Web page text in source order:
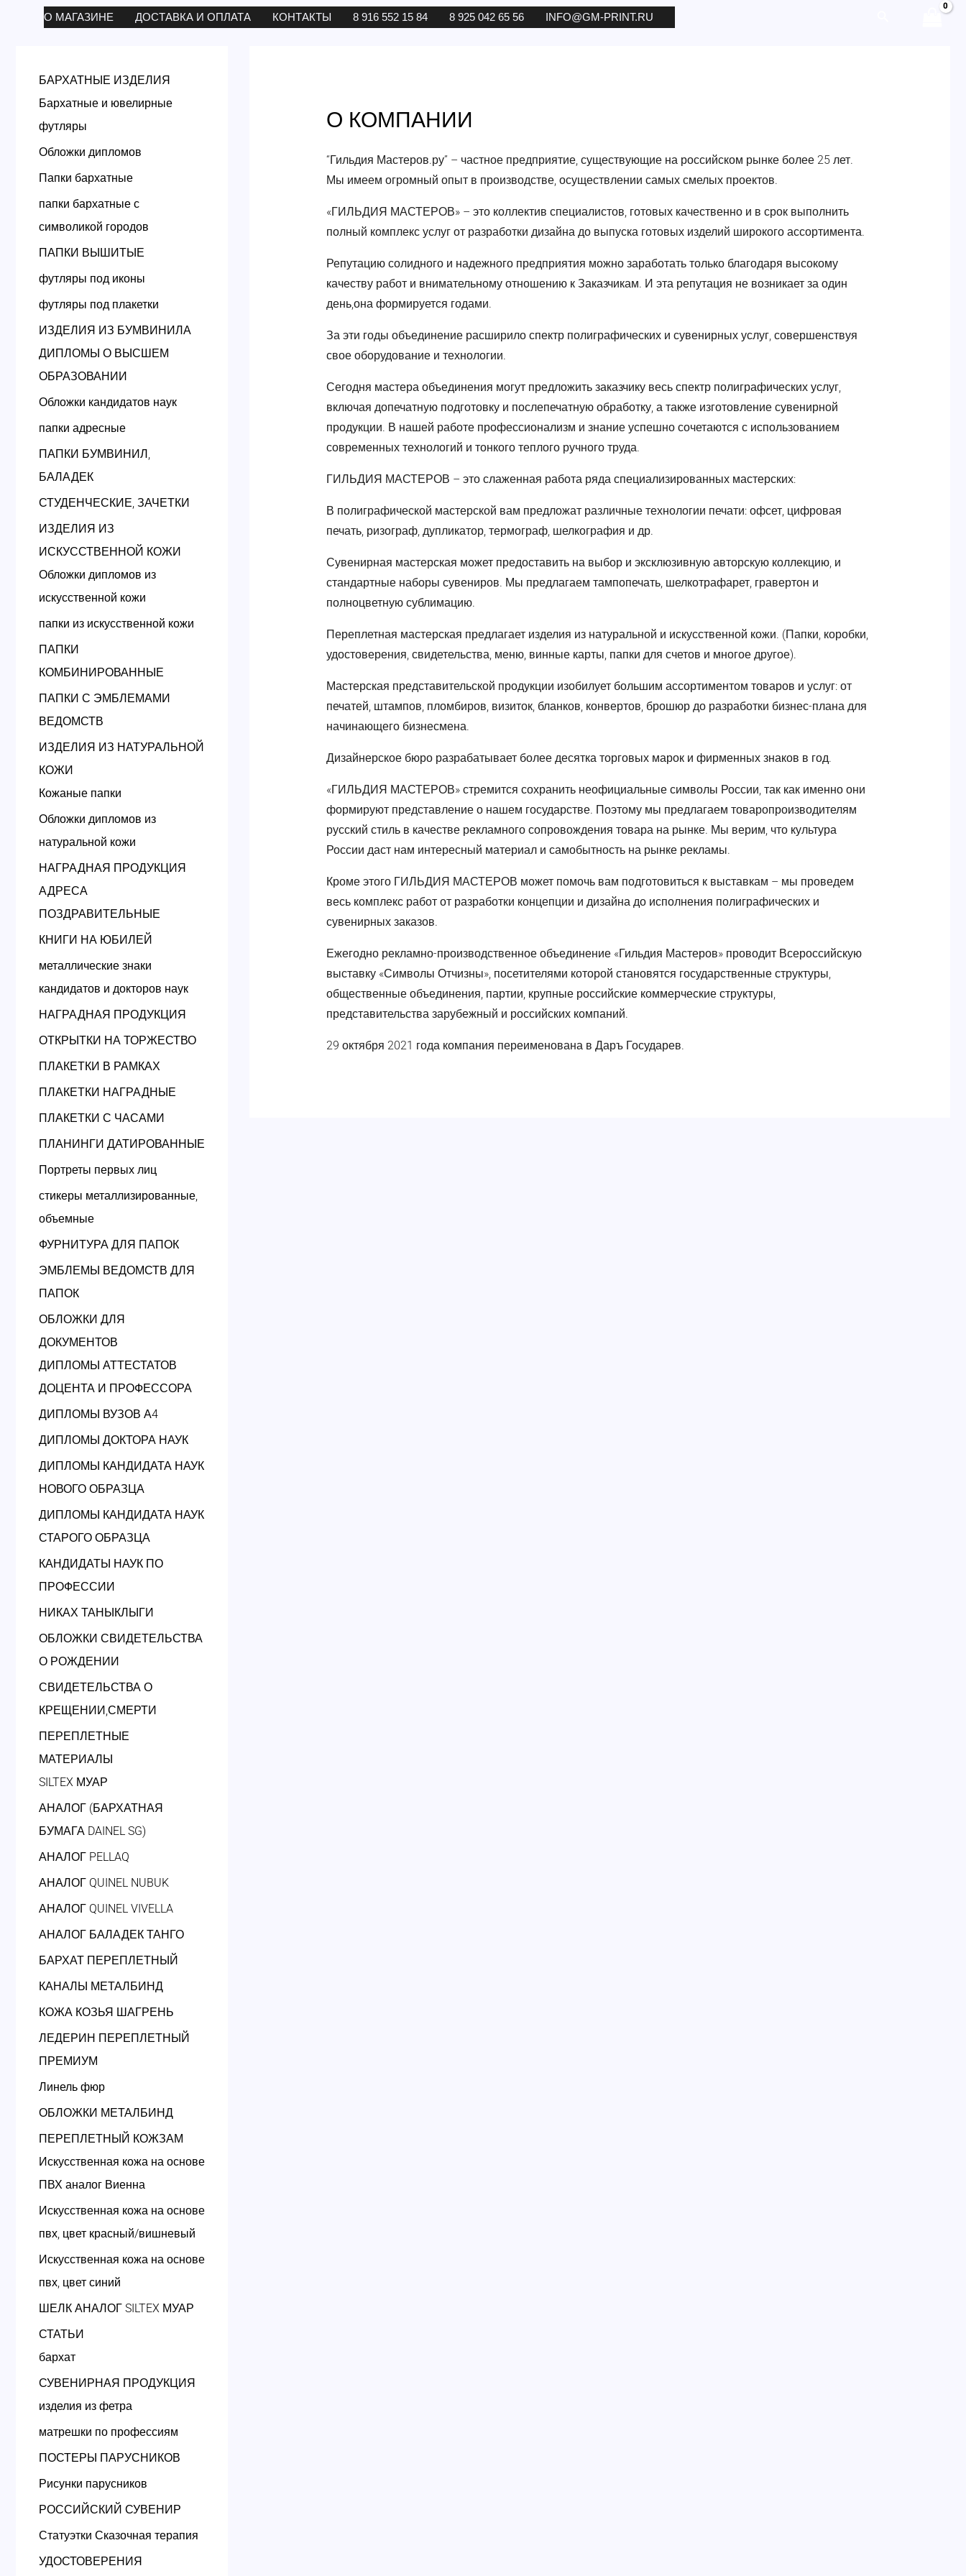
Перейти
О МАГАЗИНЕ ДОСТАВКА И ОПЛАТА КОНТАКТЫ 8 916 552 15 84 8 925 042 65 56 INFO@GM-PRINT.RU
БАРХАТНЫЕ ИЗДЕЛИЯ
Бархатные и ювелирные
футляры
Обложки дипломов
Папки бархатные
папки бархатные с
символикой городов
ПАПКИ ВЫШИТЫЕ
футляры под иконы
футляры под плакетки
ИЗДЕЛИЯ ИЗ БУМВИНИЛА
ДИПЛОМЫ О ВЫСШЕМ
ОБРАЗОВАНИИ
Обложки кандидатов наук
папки адресные
ПАПКИ БУМВИНИЛ,
БАЛАДЕК
СТУДЕНЧЕСКИЕ, ЗАЧЕТКИ
ИЗДЕЛИЯ ИЗ
ИСКУССТВЕННОЙ КОЖИ
Обложки дипломов из
искусственной кожи
папки из искусственной кожи
ПАПКИ
КОМБИНИРОВАННЫЕ
ПАПКИ С ЭМБЛЕМАМИ
ВЕДОМСТВ
ИЗДЕЛИЯ ИЗ НАТУРАЛЬНОЙ
КОЖИ
Кожаные папки
Обложки дипломов из
натуральной кожи
НАГРАДНАЯ ПРОДУКЦИЯ
АДРЕСА
ПОЗДРАВИТЕЛЬНЫЕ
КНИГИ НА ЮБИЛЕЙ
металлические знаки
кандидатов и докторов наук
НАГРАДНАЯ ПРОДУКЦИЯ
ОТКРЫТКИ НА ТОРЖЕСТВО
ПЛАКЕТКИ В РАМКАХ
ПЛАКЕТКИ НАГРАДНЫЕ
ПЛАКЕТКИ С ЧАСАМИ
ПЛАНИНГИ ДАТИРОВАННЫЕ
Портреты первых лиц
стикеры металлизированные,
объемные
ФУРНИТУРА ДЛЯ ПАПОК
ЭМБЛЕМЫ ВЕДОМСТВ ДЛЯ
ПАПОК
ОБЛОЖКИ ДЛЯ
ДОКУМЕНТОВ
ДИПЛОМЫ АТТЕСТАТОВ
ДОЦЕНТА И ПРОФЕССОРА
ДИПЛОМЫ ВУЗОВ А4
ДИПЛОМЫ ДОКТОРА НАУК
ДИПЛОМЫ КАНДИДАТА НАУК
НОВОГО ОБРАЗЦА
ДИПЛОМЫ КАНДИДАТА НАУК
СТАРОГО ОБРАЗЦА
КАНДИДАТЫ НАУК ПО
ПРОФЕССИИ
НИКАХ ТАНЫКЛЫГИ
ОБЛОЖКИ СВИДЕТЕЛЬСТВА
О РОЖДЕНИИ
СВИДЕТЕЛЬСТВА О
КРЕЩЕНИИ,СМЕРТИ
ПЕРЕПЛЕТНЫЕ
МАТЕРИАЛЫ
SILTEX МУАР
АНАЛОГ (БАРХАТНАЯ
БУМАГА DAINEL SG)
АНАЛОГ PELLAQ
АНАЛОГ QUINEL NUBUK
АНАЛОГ QUINEL VIVELLA
АНАЛОГ БАЛАДЕК ТАНГО
БАРХАТ ПЕРЕПЛЕТНЫЙ
КАНАЛЫ МЕТАЛБИНД
КОЖА КОЗЬЯ ШАГРЕНЬ
ЛЕДЕРИН ПЕРЕПЛЕТНЫЙ
ПРЕМИУМ
Линель фюр
ОБЛОЖКИ МЕТАЛБИНД
ПЕРЕПЛЕТНЫЙ КОЖЗАМ
Искусственная кожа на основе
ПВХ аналог Виенна
Искусственная кожа на основе
пвх, цвет красный/вишневый
Искусственная кожа на основе
пвх, цвет синий
ШЕЛК АНАЛОГ SILTEX МУАР
СТАТЬИ
бархат
СУВЕНИРНАЯ ПРОДУКЦИЯ
изделия из фетра
матрешки по профессиям
ПОСТЕРЫ ПАРУСНИКОВ
Рисунки парусников
РОССИЙСКИЙ СУВЕНИР
Статуэтки Сказочная терапия
УДОСТОВЕРЕНИЯ
О КОМПАНИИ
“Гильдия Мастеров.ру” – частное предприятие, существующие на российском рынке более 25 лет.
Мы имеем огромный опыт в производстве, осуществлении самых смелых проектов.
«ГИЛЬДИЯ МАСТЕРОВ» – это коллектив специалистов, готовых качественно и в срок выполнить
полный комплекс услуг от разработки дизайна до выпуска готовых изделий широкого ассортимента.
Репутацию солидного и надежного предприятия можно заработать только благодаря высокому
качеству работ и внимательному отношению к Заказчикам. И эта репутация не возникает за один
день,она формируется годами.
За эти годы объединение расширило спектр полиграфических и сувенирных услуг, совершенствуя
свое оборудование и технологии.
Сегодня мастера объединения могут предложить заказчику весь спектр полиграфических услуг,
включая допечатную подготовку и послепечатную обработку, а также изготовление сувенирной
продукции. В нашей работе профессионализм и знание успешно сочетаются с использованием
современных технологий и тонкого теплого ручного труда.
ГИЛЬДИЯ МАСТЕРОВ – это слаженная работа ряда специализированных мастерских:
В полиграфической мастерской вам предложат различные технологии печати: офсет, цифровая
печать, ризограф, дупликатор, термограф, шелкография и др.
Сувенирная мастерская может предоставить на выбор и эксклюзивную авторскую коллекцию, и
стандартные наборы сувениров. Мы предлагаем тампопечать, шелкотрафарет, гравертон и
полноцветную сублимацию.
Переплетная мастерская предлагает изделия из натуральной и искусственной кожи. (Папки, коробки,
удостоверения, свидетельства, меню, винные карты, папки для счетов и многое другое).
Мастерская представительской продукции изобилует большим ассортиментом товаров и услуг: от
печатей, штампов, пломбиров, визиток, бланков, конвертов, брошюр до разработки бизнес-плана для
начинающего бизнесмена.
Дизайнерское бюро разрабатывает более десятка торговых марок и фирменных знаков в год.
«ГИЛЬДИЯ МАСТЕРОВ» стремится сохранить неофициальные символы России, так как именно они
формируют представление о нашем государстве. Поэтому мы предлагаем товаропроизводителям
русский стиль в качестве рекламного сопровождения товара на рынке. Мы верим, что культура
России даст нам интересный материал и самобытность на рынке рекламы.
Кроме этого ГИЛЬДИЯ МАСТЕРОВ может помочь вам подготовиться к выставкам – мы проведем
весь комплекс работ от разработки концепции и дизайна до исполнения полиграфических и
сувенирных заказов.
Ежегодно рекламно-производственное объединение «Гильдия Мастеров» проводит Всероссийскую
выставку «Символы Отчизны», посетителями которой становятся государственные структуры,
общественные объединения, партии, крупные российские коммерческие структуры,
представительства зарубежный и российских компаний.
29 октября 2021 года компания переименована в Даръ Государев.